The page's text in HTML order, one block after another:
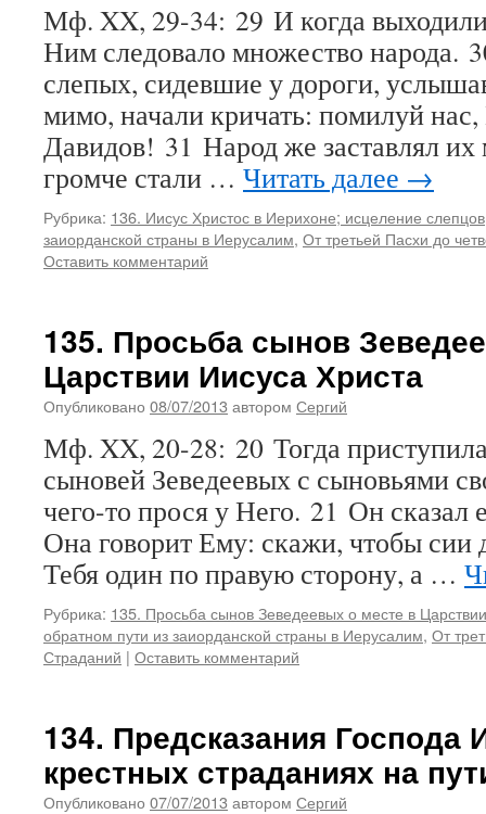
Мф. XX, 29-34: 29 И когда
Ним следовало множество народа.
слепых, сидевшие у дороги,
мимо, начали кричать: помилуй
Давидов! 31 Народ же заставлял
громче стали … Читать далее →
Рубрика: 136. Иисус Христос в Иерихоне; исцеление слепцов
заиорданской страны в Иерусалим, От третьей Пасхи до
Оставить комментарий
135. Просьба сынов
Царствии Иисуса Христа
Опубликовано 08/07/2013 автором Сергий
Мф. XX, 20-28: 20 Тогда
сыновей Зеведеевых с сыновьями
чего-то прося у Него. 21 Он сказал
Она говорит Ему: скажи, чтобы сии
Тебя один по правую сторону, а …
Рубрика: 135. Просьба сынов Зеведеевых о месте в
обратном пути из заиорданской страны в Иерусалим, От
Страданий | Оставить комментарий
134. Предсказания Господа
крестных страданиях на
Опубликовано 07/07/2013 автором Сергий